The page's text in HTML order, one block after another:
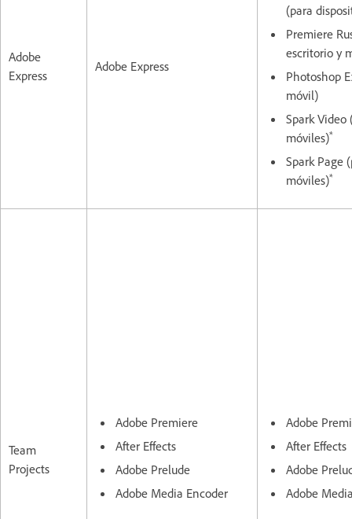
Adobe
Express
Adobe Express
(para
Premiere
escritorio y
Photoshop
móvil)
Spark Video
móviles)*
Spark Page
móviles)*
Team
Projects
Adobe Premiere
After Effects
Adobe Prelude
Adobe Media Encoder
Adobe
After Effects
Adobe
Adobe